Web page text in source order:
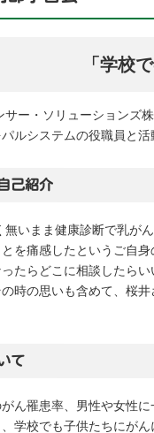
「学校
ー・ソリューションズ
ルシステムの役職員と
己紹介
いまま健康診断で乳が
を痛感したというご自身
たらどこに相談したら
時の思いも含めて、桜
て
ん罹患率、男性や女性
学校でも子供たちにが